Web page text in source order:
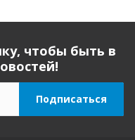
чтобы быть в